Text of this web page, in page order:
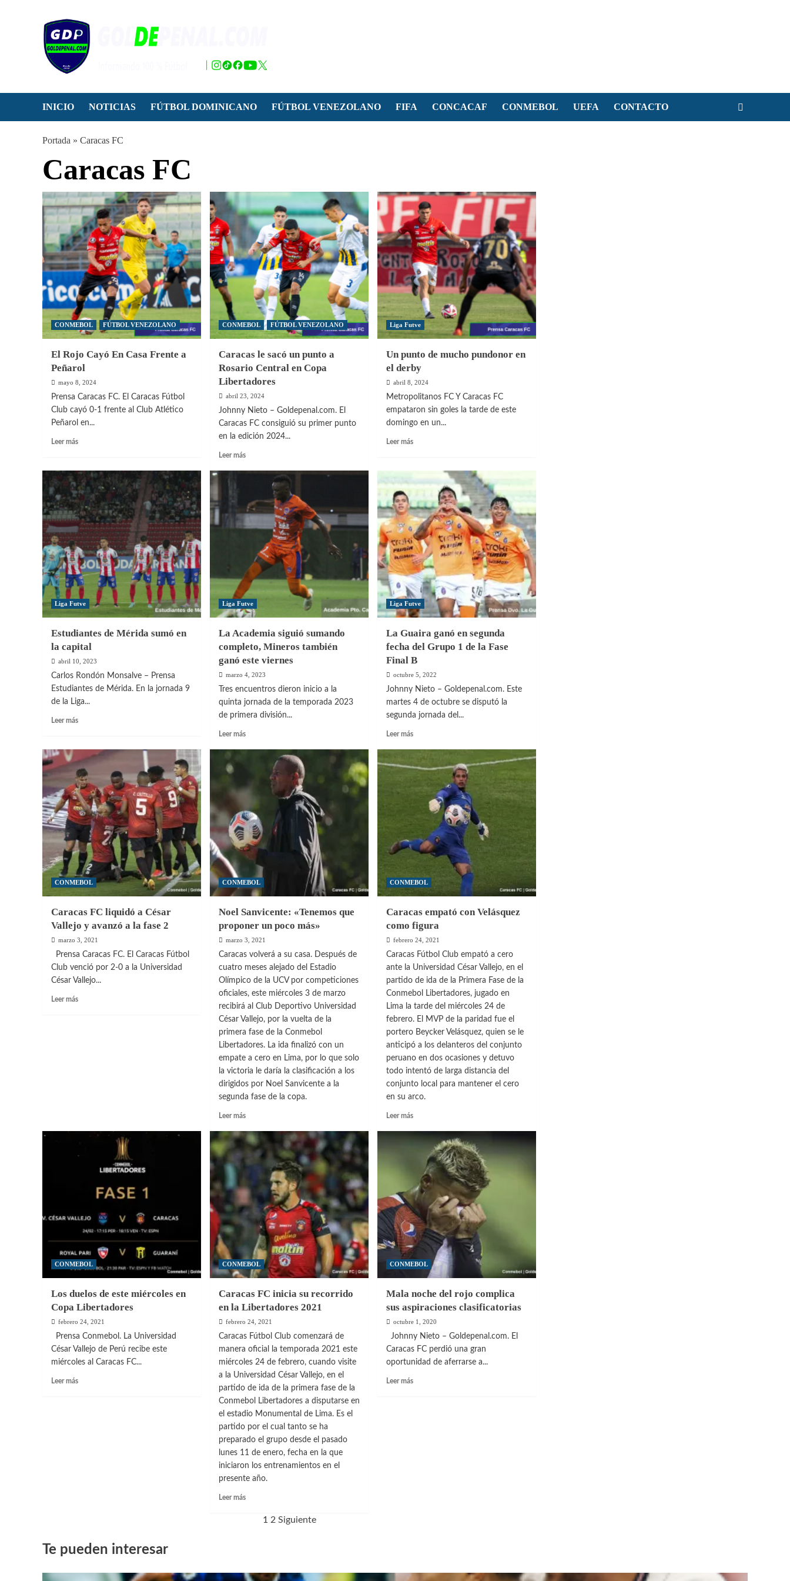
INICIO NOTICIAS FÚTBOL DOMINICANO FÚTBOL VENEZOLANO FIFA CONCACAF CONMEBOL UEFA CONTACTO
Portada » Caracas FC
Caracas FC
CONMEBOL FÚTBOL VENEZOLANO
El Rojo Cayó En Casa Frente a
Peñarol
mayo 8, 2024
Prensa Caracas FC. El Caracas Fútbol
Club cayó 0-1 frente al Club Atlético
Peñarol en...
Leer másLeer
El
Rojo
Cayó
En
Casa
Frente
a
Peñarol
CONMEBOL FÚTBOL VENEZOLANO
Caracas le sacó un punto a
Rosario Central en Copa
Libertadores
abril 23, 2024
Johnny Nieto – Goldepenal.com. El
Caracas FC consiguió su primer punto
en la edición 2024...
Leer másLeer
sacó
punto
Rosario
Central
en
Copa
Libertadores
Liga Futve
Un punto de mucho pundonor en
el derby
abril 8, 2024
Metropolitanos FC Y Caracas FC
empataron sin goles la tarde de este
domingo en un...
Leer másLeer
punto
de
mucho
pundonor
en
el
derby
Liga Futve
Estudiantes de Mérida sumó en
la capital
abril 10, 2023
Carlos Rondón Monsalve – Prensa
Estudiantes de Mérida. En la jornada 9
de la Liga...
Leer másLeer
Estudiantes
Mérida
sumó
en
la
capital
Liga Futve
La Academia siguió sumando
completo, Mineros también
ganó este viernes
marzo 4, 2023
Tres encuentros dieron inicio a la
quinta jornada de la temporada 2023
de primera división...
Leer másLeer
Academia
siguió
completo,
Mineros
también
ganó
este
viernes
Liga Futve
La Guaira ganó en segunda
fecha del Grupo 1 de la Fase
Final B
octubre 5, 2022
Johnny Nieto – Goldepenal.com. Este
martes 4 de octubre se disputó la
segunda jornada del...
Leer másLeer
sobre
La
ganó
segunda
Grupo
la
Fase
B
CONMEBOL
Caracas FC liquidó a César
Vallejo y avanzó a la fase 2
marzo 3, 2021
Prensa Caracas FC. El Caracas Fútbol
Club venció por 2-0 a la Universidad
César Vallejo...
Leer másLeer
la
2
CONMEBOL
Noel Sanvicente: «Tenemos que
proponer un poco más»
marzo 3, 2021
Caracas volverá a su casa. Después de
cuatro meses alejado del Estadio
Olímpico de la UCV por competiciones
oficiales, este miércoles 3 de marzo
recibirá al Club Deportivo Universidad
César Vallejo, por la vuelta de la
primera fase de la Conmebol
Libertadores. La ida finalizó con un
empate a cero en Lima, por lo que solo
la victoria le daría la clasificación a los
dirigidos por Noel Sanvicente a la
segunda fase de la copa.
Leer másLeer
sobre
Noel
Sanvicente:
«Tenemos
proponer
un
poco
más»
CONMEBOL
Caracas empató con Velásquez
como figura
febrero 24, 2021
Caracas Fútbol Club empató a cero
ante la Universidad César Vallejo, en el
partido de ida de la Primera Fase de la
Conmebol Libertadores, jugado en
Lima la tarde del miércoles 24 de
febrero. El MVP de la paridad fue el
portero Beycker Velásquez, quien se le
anticipó a los delanteros del conjunto
peruano en dos ocasiones y detuvo
todo intentó de larga distancia del
conjunto local para mantener el cero
en su arco.
Leer másLeer
Caracas
empató
Velásquez
como
figura
CONMEBOL
Los duelos de este miércoles en
Copa Libertadores
febrero 24, 2021
Prensa Conmebol. La Universidad
César Vallejo de Perú recibe este
miércoles al Caracas FC...
Leer másLeer
CONMEBOL
Caracas FC inicia su recorrido
en la Libertadores 2021
febrero 24, 2021
Caracas Fútbol Club comenzará de
manera oficial la temporada 2021 este
miércoles 24 de febrero, cuando visite
a la Universidad César Vallejo, en el
partido de ida de la primera fase de la
Conmebol Libertadores a disputarse en
el estadio Monumental de Lima. Es el
partido por el cual tanto se ha
preparado el grupo desde el pasado
lunes 11 de enero, fecha en la que
iniciaron los entrenamientos en el
presente año.
Leer másLeer
recorrido
CONMEBOL
Mala noche del rojo complica
sus aspiraciones clasificatorias
octubre 1, 2020
Johnny Nieto – Goldepenal.com. El
Caracas FC perdió una gran
oportunidad de aferrarse a...
Leer másLeer
de
1 2 Siguiente
Te pueden interesar